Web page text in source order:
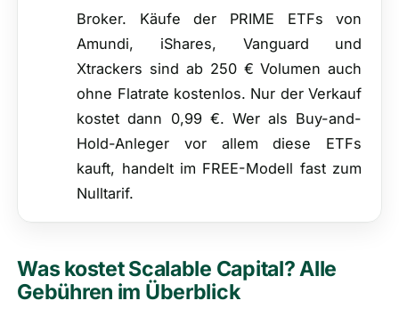
Broker. Käufe der PRIME ETFs von
Amundi, iShares, Vanguard und
Xtrackers sind ab 250 € Volumen auch
ohne Flatrate kostenlos. Nur der Verkauf
kostet dann 0,99 €. Wer als Buy-and-
Hold-Anleger vor allem diese ETFs
kauft, handelt im FREE-Modell fast zum
Nulltarif.
Was kostet Scalable Capital? Alle
Gebühren im Überblick